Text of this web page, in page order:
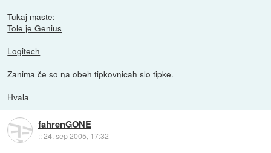
Tukaj maste:
Tole je Genius
Logitech
Zanima če so na obeh tipkovnicah slo tipke.
Hvala
fahrenGONE
::24. sep 2005, 17:32